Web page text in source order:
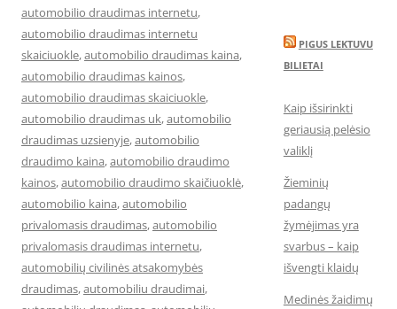
automobilio draudimas internetu,
automobilio draudimas internetu
skaiciuokle,automobilio draudimas kaina,
automobilio draudimas kainos,
automobilio draudimas skaiciuokle,
automobilio draudimas uk,automobilio
draudimas uzsienyje,automobilio
draudimo kaina,automobilio draudimo
kainos,automobilio draudimo skaičiuoklė,
automobilio kaina,automobilio
privalomasis draudimas,automobilio
privalomasis draudimas internetu,
automobilių civilinės atsakomybės
draudimas,automobiliu draudimai,
PIGUS LEKTUVU
BILIETAI
Kaip išsirinkti
geriausią pelėsio
valiklį
Žieminių
padangų
žymėjimas yra
svarbus – kaip
išvengti klaidų
Medinės žaidimų